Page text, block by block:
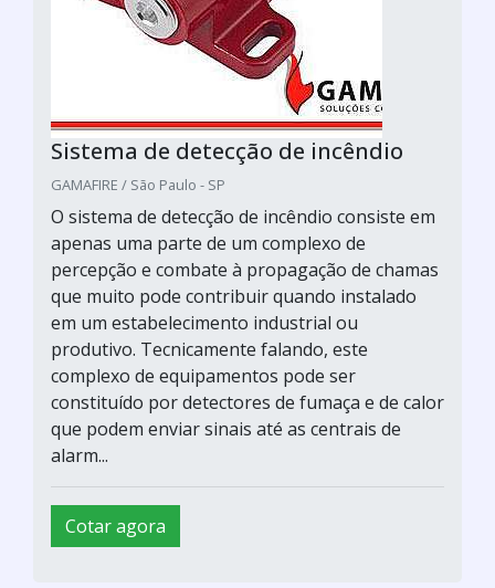
Sistema de detecção de incêndio
GAMAFIRE / São Paulo - SP
O sistema de detecção de incêndio consiste em
apenas uma parte de um complexo de
percepção e combate à propagação de chamas
que muito pode contribuir quando instalado
em um estabelecimento industrial ou
produtivo. Tecnicamente falando, este
complexo de equipamentos pode ser
constituído por detectores de fumaça e de calor
que podem enviar sinais até as centrais de
alarm...
Cotar agora